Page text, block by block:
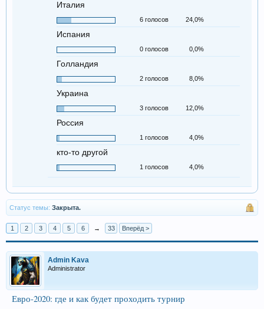
Италия
6 голосов 24,0%
Испания
0 голосов 0,0%
Голландия
2 голосов 8,0%
Украина
3 голосов 12,0%
Россия
1 голосов 4,0%
кто-то другой
1 голосов 4,0%
Статус темы: Закрыта.
1 2 3 4 5 6 → 33 Вперёд >
Admin Kava
Administrator
Евро-2020: где и как будет проходить турнир